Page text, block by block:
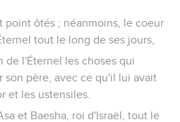
point ôtés ; néanmoins, le coeur
tout le long de ses jours,
de l'Éternel les choses qui
son père, avec ce qu'il lui avait
et les ustensiles.
et Baesha, roi d'Israël, tout le